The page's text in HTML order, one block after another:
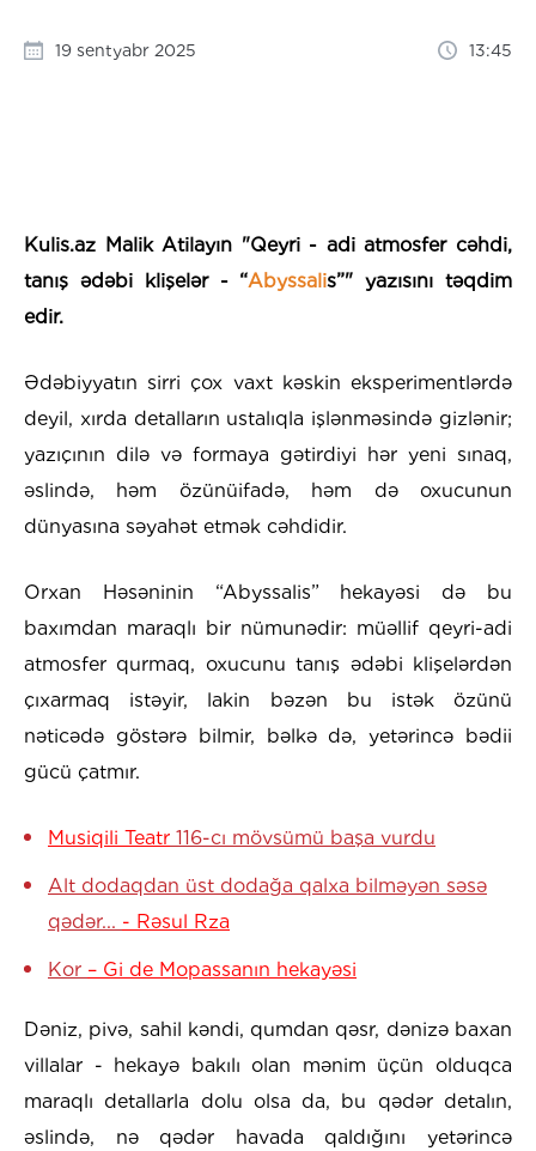
19 sentyabr 2025 13:45
Kulis.az Malik Atilayın "Qeyri - adi atmosfer cəhdi,
tanış ədəbi klişelər - “Abyssalis”" yazısını təqdim
edir.
Ədəbiyyatın sirri çox vaxt kəskin eksperimentlərdə
deyil, xırda detalların ustalıqla işlənməsində gizlənir;
yazıçının dilə və formaya gətirdiyi hər yeni sınaq,
əslində, həm özünüifadə, həm də oxucunun
dünyasına səyahət etmək cəhdidir.
Orxan Həsəninin “Abyssalis” hekayəsi də bu
baxımdan maraqlı bir nümunədir: müəllif qeyri-adi
atmosfer qurmaq, oxucunu tanış ədəbi klişelərdən
çıxarmaq istəyir, lakin bəzən bu istək özünü
nəticədə göstərə bilmir, bəlkə də, yetərincə bədii
gücü çatmır.
Musiqili Teatr 116-cı mövsümü başa vurdu
Alt dodaqdan üst dodağa qalxa bilməyən səsə
qədər... - Rəsul Rza
Kor – Gi de Mopassanın hekayəsi
Dəniz, pivə, sahil kəndi, qumdan qəsr, dənizə baxan
villalar - hekayə bakılı olan mənim üçün olduqca
maraqlı detallarla dolu olsa da, bu qədər detalın,
əslində, nə qədər havada qaldığını yetərincə